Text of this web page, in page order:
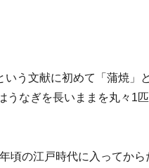
う文献に初めて「蒲焼」
うなぎを長いままを丸々1
頃の江戸時代に入ってか